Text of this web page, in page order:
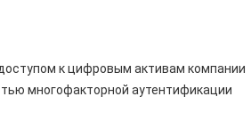
к цифровым активам компании
многофакторной аутентификации